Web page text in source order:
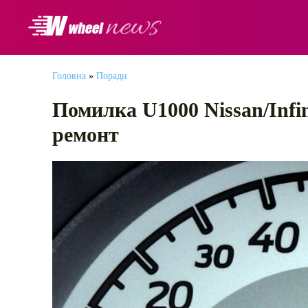
Головна » Поради
Помилка U1000 Nissan/
ремонт